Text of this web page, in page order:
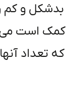
بدشکل و
کمک است
تعداد